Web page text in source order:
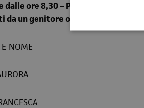
dalle ore 8,30 – Presentarsi con
da un genitore o da un loro
NOME